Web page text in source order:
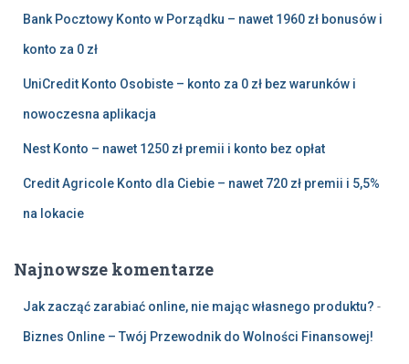
Bank Pocztowy Konto w Porządku – nawet 1960 zł bonusów i
konto za 0 zł
UniCredit Konto Osobiste – konto za 0 zł bez warunków i
nowoczesna aplikacja
Nest Konto – nawet 1250 zł premii i konto bez opłat
Credit Agricole Konto dla Ciebie – nawet 720 zł premii i 5,5%
na lokacie
Najnowsze komentarze
Jak zacząć zarabiać online, nie mając własnego produktu? -
Biznes Online – Twój Przewodnik do Wolności Finansowej!